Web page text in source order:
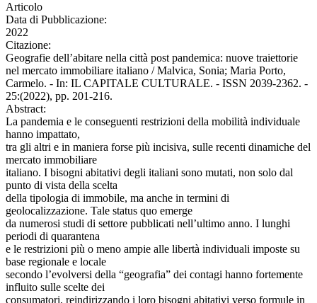
Articolo
Data di Pubblicazione:
2022
Citazione:
Geografie dell’abitare nella città post pandemica: nuove traiettorie
nel mercato immobiliare italiano / Malvica, Sonia; Maria Porto,
Carmelo. - In: IL CAPITALE CULTURALE. - ISSN 2039-2362. -
25:(2022), pp. 201-216.
Abstract:
La pandemia e le conseguenti restrizioni della mobilità individuale
hanno impattato,
tra gli altri e in maniera forse più incisiva, sulle recenti dinamiche del
mercato immobiliare
italiano. I bisogni abitativi degli italiani sono mutati, non solo dal
punto di vista della scelta
della tipologia di immobile, ma anche in termini di
geolocalizzazione. Tale status quo emerge
da numerosi studi di settore pubblicati nell’ultimo anno. I lunghi
periodi di quarantena
e le restrizioni più o meno ampie alle libertà individuali imposte su
base regionale e locale
secondo l’evolversi della “geografia” dei contagi hanno fortemente
influito sulle scelte dei
consumatori, reindirizzando i loro bisogni abitativi verso formule in